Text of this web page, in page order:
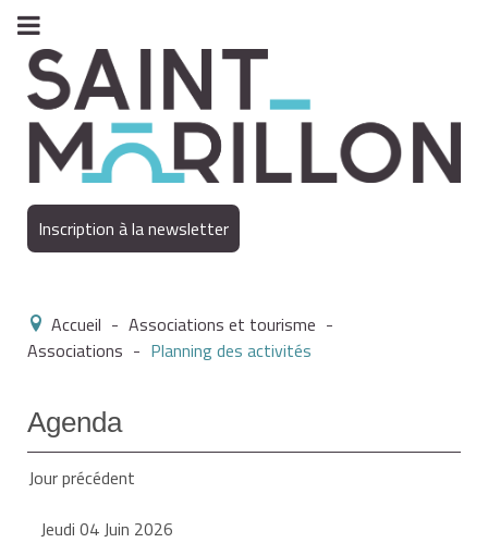
Inscription à la newsletter
Accueil - Associations et tourisme -
Associations - Planning des activités
Agenda
Jour précédent
Jeudi 04 Juin 2026